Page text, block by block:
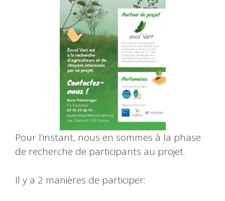
Pour l’instant, nous en sommes à la phase
de recherche de participants au projet.
Il y a 2 manières de participer: